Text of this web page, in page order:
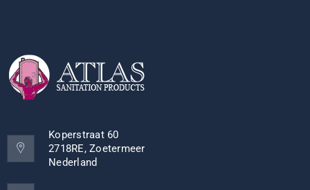
Koperstraat 60
2718RE, Zoetermeer
Nederland